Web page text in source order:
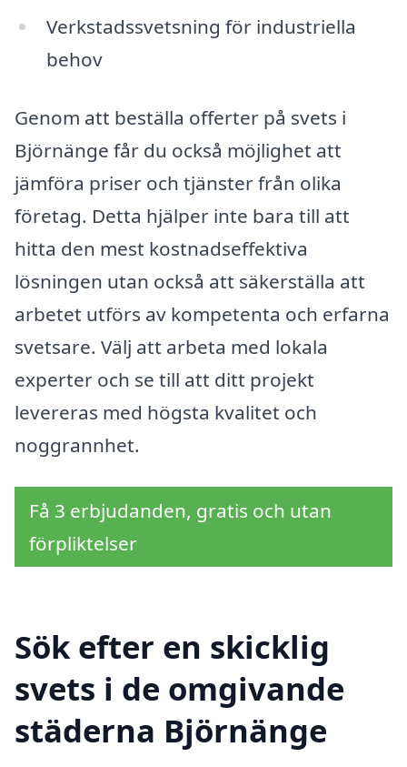
Verkstadssvetsning för industriella
behov
Genom att beställa offerter på svets i
Björnänge får du också möjlighet att
jämföra priser och tjänster från olika
företag. Detta hjälper inte bara till att
hitta den mest kostnadseffektiva
lösningen utan också att säkerställa att
arbetet utförs av kompetenta och erfarna
svetsare. Välj att arbeta med lokala
experter och se till att ditt projekt
levereras med högsta kvalitet och
noggrannhet.
Få 3 erbjudanden, gratis och utan
förpliktelser
Sök efter en skicklig
svets i de omgivande
städerna Björnänge